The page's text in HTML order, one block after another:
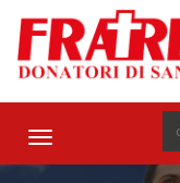
Toggle